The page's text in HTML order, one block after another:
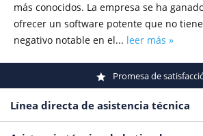
más conocidos. La empresa se ha
ofrecer un software potente que no
negativo notable en el... leer más »
Promesa de
Línea directa de asistencia técnica